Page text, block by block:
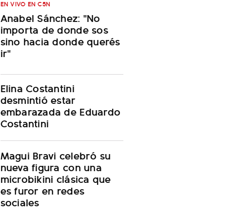
EN VIVO EN C5N
Anabel Sánchez: "No
importa de donde sos
sino hacia donde querés
ir"
Elina Costantini
desmintió estar
embarazada de Eduardo
Costantini
Magui Bravi celebró su
nueva figura con una
microbikini clásica que
es furor en redes
sociales